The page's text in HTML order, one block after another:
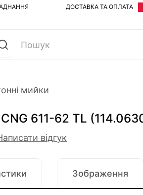
ДОСТАВКА ТА ОПЛАТА
мийки
611-62 TL
відгук
Зображення